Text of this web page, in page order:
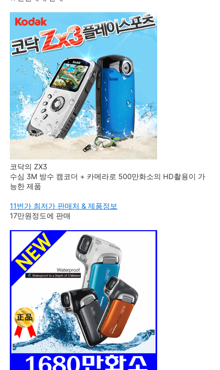
코닥의 ZX3
수심 3M 방수 캠코더 + 카메라로 500만화소의 HD촬용이 가
능한 제품
11번가 최저가 판매처 & 제품정보
17만원정도에 판매